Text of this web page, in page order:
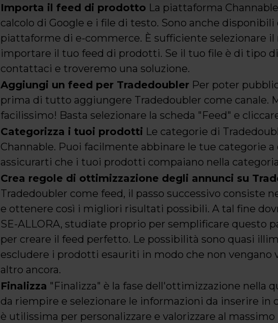
Importa il feed di prodotto La piattaforma
calcolo di Google e i file di testo. Sono anche
piattaforme di e-commerce. È sufficiente selezionare
importare il tuo feed di prodotti. Se il tuo file è di tipo
contattaci e troveremo una soluzione.
Aggiungi un feed per TradedoublerPer poter
prima di tutto aggiungere Tradedoubler come canale.
facilissimo! Basta selezionare la scheda "Feed" e
Categorizza i tuoi prodotti Le categorie di
Channable. Puoi facilmente abbinare le tue categorie
assicurarti che i tuoi prodotti compaiano nella
Crea regole di ottimizzazione degli annunci su
Tradedoubler come feed, il passo successivo consiste
e ottenere così i migliori risultati possibili. A tal fine
SE-ALLORA, studiate proprio per semplificare questo
per creare il feed perfetto. Le possibilità sono quasi
escludere i prodotti esauriti in modo che non vengano
altro ancora.
Finalizza "Finalizza" è la fase dell'ottimizzazione nella
da riempire e selezionare le informazioni da inserire in
è utilissima per personalizzare e valorizzare al